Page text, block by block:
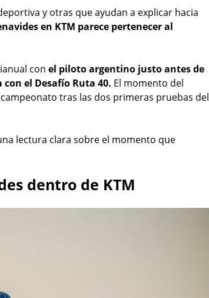
y otras que ayudan a explicar hacia
en KTM parece pertenecer al
con el piloto argentino justo antes de
el Desafío Ruta 40. El momento del
tras las dos primeras pruebas del
lectura clara sobre el momento que
dentro de KTM